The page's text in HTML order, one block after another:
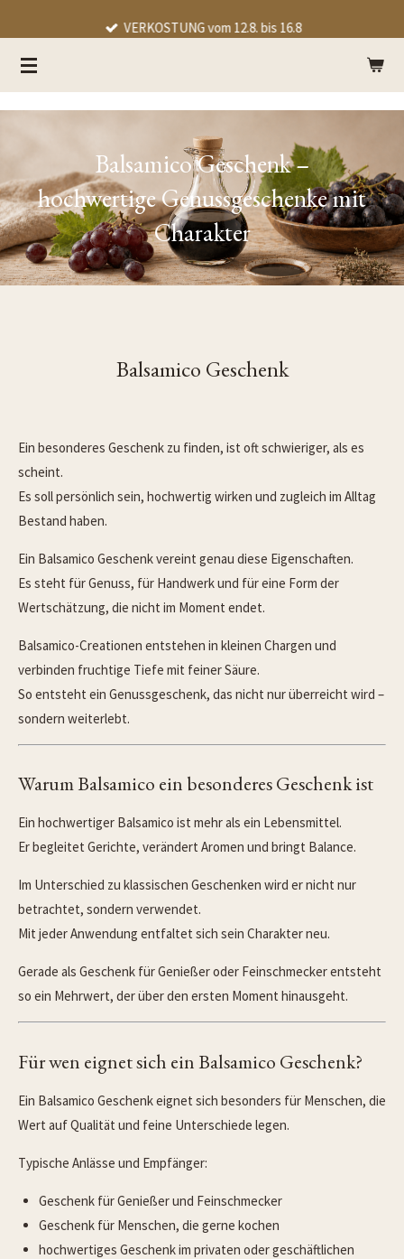
springen
VERKOSTUNG vom 12.8. bis 16.8
Balsamico Geschenk –
hochwertige Genussgeschenke mit
Charakter
Balsamico Geschenk
Ein besonderes Geschenk zu finden, ist oft schwieriger, als es
scheint.
Es soll persönlich sein, hochwertig wirken und zugleich im Alltag
Bestand haben.
Ein Balsamico Geschenk vereint genau diese Eigenschaften.
Es steht für Genuss, für Handwerk und für eine Form der
Wertschätzung, die nicht im Moment endet.
Balsamico-Creationen entstehen in kleinen Chargen und
verbinden fruchtige Tiefe mit feiner Säure.
So entsteht ein Genussgeschenk, das nicht nur überreicht wird –
sondern weiterlebt.
Warum Balsamico ein besonderes Geschenk ist
Ein hochwertiger Balsamico ist mehr als ein Lebensmittel.
Er begleitet Gerichte, verändert Aromen und bringt Balance.
Im Unterschied zu klassischen Geschenken wird er nicht nur
betrachtet, sondern verwendet.
Mit jeder Anwendung entfaltet sich sein Charakter neu.
Gerade als Geschenk für Genießer oder Feinschmecker entsteht
so ein Mehrwert, der über den ersten Moment hinausgeht.
Für wen eignet sich ein Balsamico Geschenk?
Ein Balsamico Geschenk eignet sich besonders für Menschen, die
Wert auf Qualität und feine Unterschiede legen.
Typische Anlässe und Empfänger:
Geschenk für Genießer und Feinschmecker
Geschenk für Menschen, die gerne kochen
hochwertiges Geschenk im privaten oder geschäftlichen